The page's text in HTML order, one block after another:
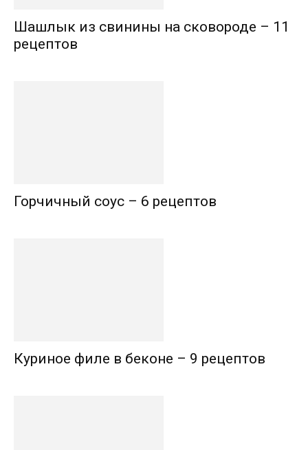
Шашлык из свинины на сковороде – 11
рецептов
Горчичный соус – 6 рецептов
Куриное филе в беконе – 9 рецептов